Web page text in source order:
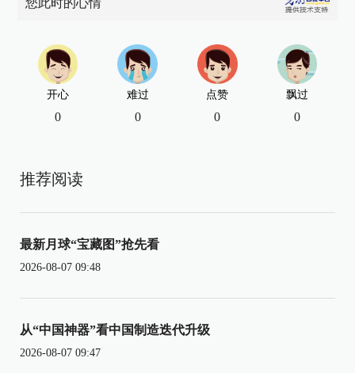
您此时的心情
开心
0
难过
0
点赞
0
飘过
0
推荐阅读
最新月球“宝藏图”抢先看
2026-08-07 09:48
从“中国神器”看中国制造迭代升级
2026-08-07 09:47